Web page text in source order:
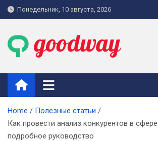
Skip
to
Понедельник, 10 августа, 2026
goodway.com.ua
Home
Полезные статьи
Как провести анализ конкурентов в
подробное руководство